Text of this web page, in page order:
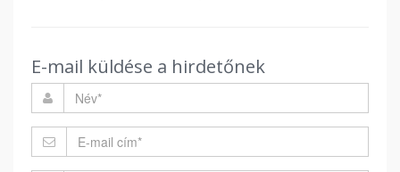
E-mail küldése a hirdetőnek